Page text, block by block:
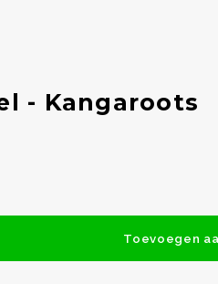
- Kangaroots
Toevoegen